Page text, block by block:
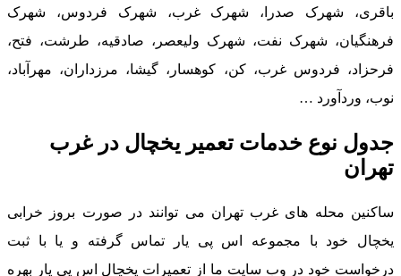
باقری، شهرک صدرا، شهرک غرب، شهرک فردوس، شهرک
فرهنگیان، شهرک نفت، شهرک ولیعصر، صادقیه، طرشت، فتح،
فرحزاد، فردوس غرب، کن، کوهسار، گیشا، مرزداران، مهرآباد،
نوب، وردآورد …
جدول نوع خدمات تعمیر یخچال در غرب
تهران
ساکنین محله های غرب تهران می توانند در صورت بروز خرابی
یخچال خود با مجموعه اس پی یار تماس گرفته و یا با ثبت
درخواست خود در وب سایت ما از تعمیرات یخچال اس پی یار بهره